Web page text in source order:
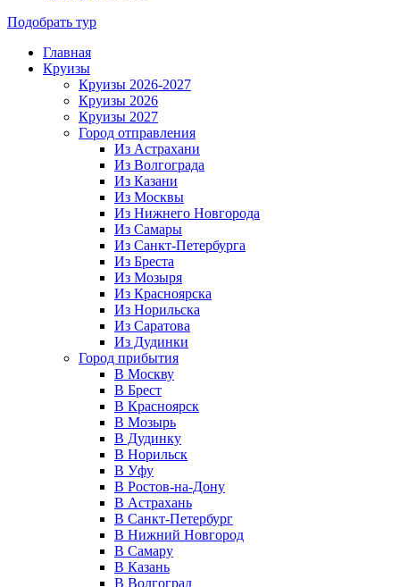
Подобрать тур
Главная
Круизы
Круизы 2026-2027
Круизы 2026
Круизы 2027
Город отправления
Из Астрахани
Из Волгограда
Из Казани
Из Москвы
Из Нижнего Новгорода
Из Самары
Из Санкт-Петербурга
Из Бреста
Из Мозыря
Из Красноярска
Из Норильска
Из Саратова
Из Дудинки
Город прибытия
В Москву
В Брест
В Красноярск
В Мозырь
В Дудинку
В Норильск
В Уфу
В Ростов-на-Дону
В Астрахань
В Санкт-Петербург
В Нижний Новгород
В Самару
В Казань
В Волгоград